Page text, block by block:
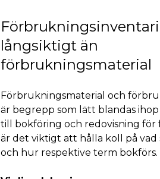
långsiktigt än
förbrukningsmaterial
Förbrukningsmaterial och
är begrepp som lätt blandas
till bokföring och redovisning för
är det viktigt att hålla koll på vad
och hur respektive term bokförs.